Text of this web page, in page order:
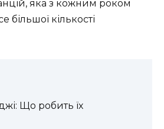
яка з кожним роком
більшої кількості
Що робить їх